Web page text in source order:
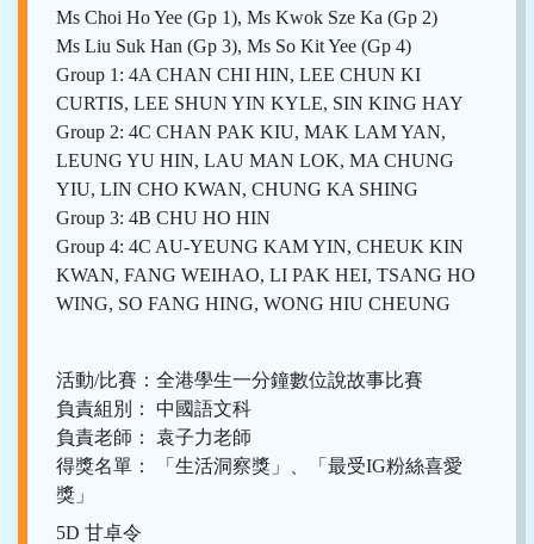
Ms Choi Ho Yee (Gp 1), Ms Kwok Sze Ka (Gp 2)
Ms Liu Suk Han (Gp 3), Ms So Kit Yee (Gp 4)
Group 1: 4A CHAN CHI HIN, LEE CHUN KI
CURTIS, LEE SHUN YIN KYLE, SIN KING HAY
Group 2: 4C CHAN PAK KIU, MAK LAM YAN,
LEUNG YU HIN, LAU MAN LOK, MA CHUNG
YIU, LIN CHO KWAN, CHUNG KA SHING
Group 3: 4B CHU HO HIN
Group 4: 4C AU-YEUNG KAM YIN, CHEUK KIN
KWAN, FANG WEIHAO, LI PAK HEI, TSANG HO
WING, SO FANG HING, WONG HIU CHEUNG
活動/比賽：全港學生一分鐘數位說故事比賽
負責組別： 中國語文科
負責老師： 袁子力老師
得獎名單： 「生活洞察獎」、「最受IG粉絲喜愛
獎」
5D 甘卓令